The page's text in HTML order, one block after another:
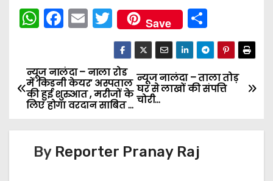
तक हुई घटनाओं में 14 लोगों
की जान चली गई। सबसे
ज्यादा मौत सड़क दुर्घटना में
हुई।संबंधित थाना पुलिस द्वारा
W
h
ts
A
p
p
F
a
e
b
o
o
k
E
m
l
T
w
itt
er
Save S
h
ar
e
P
o
s
न्यूज नालंदा – ताला तोड़
घर से लाखों की संपत्ति
चोरी…
न्यूज नालंदा – नाला रोड
में ‘किडनी केयर’ अस्पताल
की हुई शुरुआत , मरीजों के
लिए होगा वरदान साबित …
By Reporter Pranay Raj